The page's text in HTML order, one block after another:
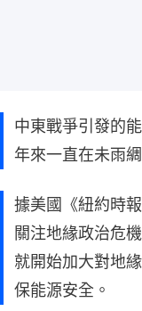
中東戰爭引發的
年來一直在未雨
據美國《紐約時
關注地緣政治危
就開始加大對地
保能源安全。